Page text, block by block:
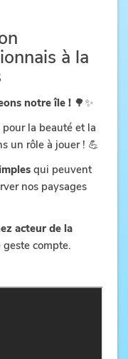
à la
notre île ! 🌳✨
la beauté et la
un rôle à jouer ! 💪
qui peuvent
nos paysages
acteur de la
geste compte.